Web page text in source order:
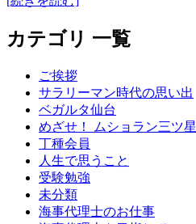
カテゴリ 一覧
ご挨拶
サラリーマン時代の思い出
ベガルタ仙台
めざせ！ ムショラン三ツ星
丁種会員
人生で思うこと
受験勉強
未分類
海事代理士のお仕事